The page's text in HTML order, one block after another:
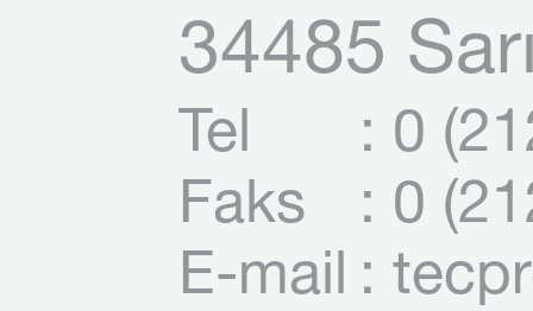
34485
Tel
: 0
Faks
: 0
E-mail :